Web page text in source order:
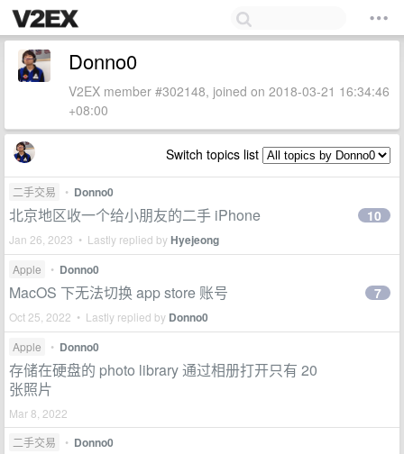
Donno0
V2EX member #302148, joined on 2018-03-21 16:34:46
+08:00
Switch topics list
二手交易 • Donno0
北京地区收一个给小朋友的二手 iPhone
Jan 26, 2023 • Lastly replied byHyejeong
10
Apple • Donno0
MacOS 下无法切换 app store 账号
Oct 25, 2022 • Lastly replied by Donno0
7
Apple • Donno0
存储在硬盘的 photo library 通过相册打开只有 20
张照片
Mar 8, 2022
二手交易
• Donno0